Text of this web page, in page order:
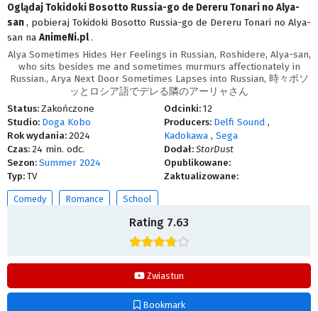
Rating 7.63
Zwiastun
Bookmark
Oglądaj Tokidoki Bosotto Russia-go de Dereru Tonari no Alya-
san, pobieraj Tokidoki Bosotto Russia-go de Dereru Tonari no Alya-
san na AnimeNi.pl.
Alya Sometimes Hides Her Feelings in Russian, Roshidere, Alya-san,
who sits besides me and sometimes murmurs affectionately in
Russian., Arya Next Door Sometimes Lapses into Russian, 時々ボソ
ッとロシア語でデレる隣のアーリャさん
Status:Zakończone
Studio: Doga Kobo
Rok wydania:2024
Czas:24 min. odc.
Sezon:Summer 2024
Typ:TV
Odcinki:12
Producers: Delfi Sound,
Kadokawa,Sega
Dodał:StarDust
Opublikowane:
Zaktualizowane:
Comedy Romance School